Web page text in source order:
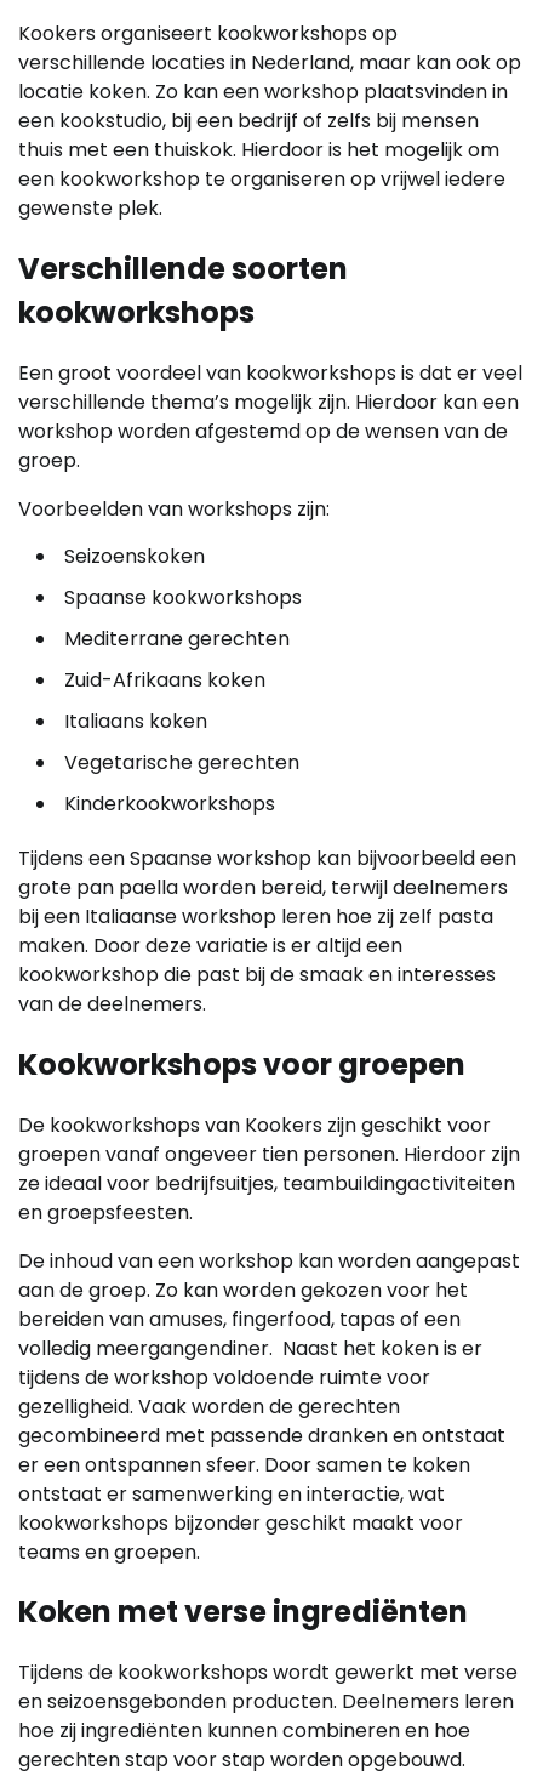
Kookers organiseert kookworkshops op
verschillende locaties in Nederland, maar kan ook op
locatie koken. Zo kan een workshop plaatsvinden in
een kookstudio, bij een bedrijf of zelfs bij mensen
thuis met een thuiskok. Hierdoor is het mogelijk om
een kookworkshop te organiseren op vrijwel iedere
gewenste plek.
Verschillende soorten
kookworkshops
Een groot voordeel van kookworkshops is dat er veel
verschillende thema’s mogelijk zijn. Hierdoor kan een
workshop worden afgestemd op de wensen van de
groep.
Voorbeelden van workshops zijn:
Seizoenskoken
Spaanse kookworkshops
Mediterrane gerechten
Zuid-Afrikaans koken
Italiaans koken
Vegetarische gerechten
Kinderkookworkshops
Tijdens een Spaanse workshop kan bijvoorbeeld een
grote pan paella worden bereid, terwijl deelnemers
bij een Italiaanse workshop leren hoe zij zelf pasta
maken. Door deze variatie is er altijd een
kookworkshop die past bij de smaak en interesses
van de deelnemers.
Kookworkshops voor groepen
De kookworkshops van Kookers zijn geschikt voor
groepen vanaf ongeveer tien personen. Hierdoor zijn
ze ideaal voor bedrijfsuitjes, teambuildingactiviteiten
en groepsfeesten.
De inhoud van een workshop kan worden aangepast
aan de groep. Zo kan worden gekozen voor het
bereiden van amuses, fingerfood, tapas of een
volledig meergangendiner. Naast het koken is er
tijdens de workshop voldoende ruimte voor
gezelligheid. Vaak worden de gerechten
gecombineerd met passende dranken en ontstaat
er een ontspannen sfeer. Door samen te koken
ontstaat er samenwerking en interactie, wat
kookworkshops bijzonder geschikt maakt voor
teams en groepen.
Koken met verse ingrediënten
Tijdens de kookworkshops wordt gewerkt met verse
en seizoensgebonden producten. Deelnemers leren
hoe zij ingrediënten kunnen combineren en hoe
gerechten stap voor stap worden opgebouwd.